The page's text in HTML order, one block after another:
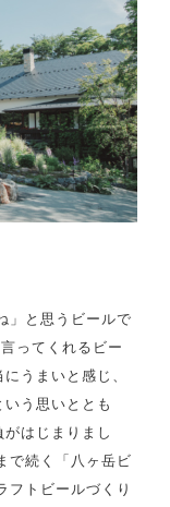
」と思うビールで
ってくれるビー
うまいと感じ、
う思いととも
はじまりまし
で続く「八ヶ岳ビ
フトビールづくり